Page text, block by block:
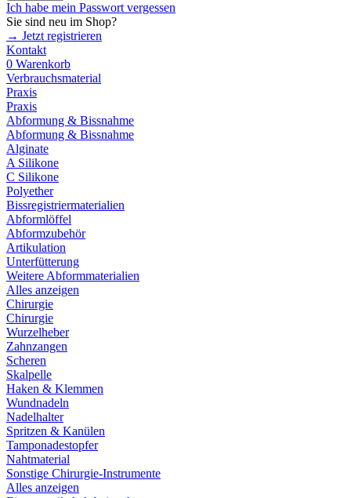
Ich habe mein Passwort vergessen
Sie sind neu im Shop?
→ Jetzt registrieren
Kontakt
0 Warenkorb
Verbrauchsmaterial
Praxis
Praxis
Abformung & Bissnahme
Abformung & Bissnahme
Alginate
A Silikone
C Silikone
Polyether
Bissregistriermaterialien
Abformlöffel
Abformzubehör
Artikulation
Unterfütterung
Weitere Abformmaterialien
Alles anzeigen
Chirurgie
Chirurgie
Wurzelheber
Zahnzangen
Scheren
Skalpelle
Haken & Klemmen
Wundnadeln
Nadelhalter
Spritzen & Kanülen
Tamponadestopfer
Nahtmaterial
Sonstige Chirurgie-Instrumente
Alles anzeigen